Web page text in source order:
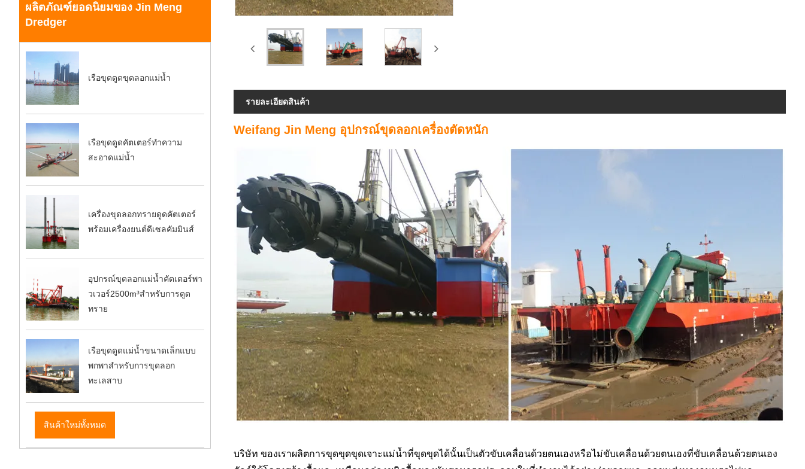
ผลิตภัณฑ์ยอดนิยมของ Jin Meng
Dredger
เรือขุดดูดขุดลอกแม่น้ำ
เรือขุดดูดคัตเตอร์ทำความ
สะอาดแม่น้ำ
เครื่องขุดลอกทรายดูดคัตเตอร์
พร้อมเครื่องยนต์ดีเซลคัมมินส์
อุปกรณ์ขุดลอกแม่น้ำคัตเตอร์พา
วเวอร์2500m³สำหรับการดูด
ทราย
เรือขุดดูดแม่น้ำขนาดเล็กแบบ
พกพาสำหรับการขุดลอก
ทะเลสาบ
สินค้าใหม่ทั้งหมด
รายละเอียดสินค้า
Weifang Jin Meng อุปกรณ์ขุดลอกเครื่องตัดหนัก
บริษัท ของเราผลิตการขุดขุดขุดเจาะแม่น้ำที่ขุดขุดได้นั้นเป็นตัวขับเคลื่อนด้วยตนเองหรือไม่ขับเคลื่อนด้วยตนเองที่ขับเคลื่อนด้วยตนเอง